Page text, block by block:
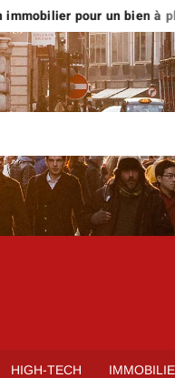
pour un bien à plus
HIGH-TECH